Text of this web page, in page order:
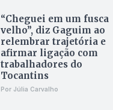
“Cheguei em um fusca
velho”, diz Gaguim ao
relembrar trajetória e
afirmar ligação com
trabalhadores do
Tocantins
Por Júlia Carvalho